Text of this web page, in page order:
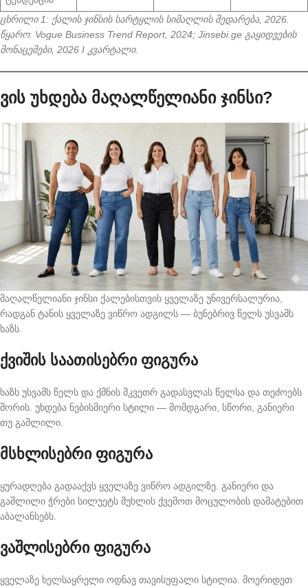
ცხრილი 1: ქალის ჯინსის სარტყლის სიმაღლის შედარება, 2026.
წყარო: Vogue Business Trend Report, 2024; Jinsebi.ge გაყიდვების
მონაცემები, 2026 I კვარტალი.
ვის უხდება მაღალწელიანი ჯინსი?
მაღალწელიანი ჯინსი ქალებისთვის ყველაზე უნივერსალურია,
რადგან ტანის ყველაზე ვიწრო ადგილს — ბუნებრივ წელს უსვამს
ხაზს.
ქვიშის საათისებრი ფიგურა
ხაზს უსვამს წელს და ქმნის მკვეთრ გადასვლას წელსა და თეძოებს
შორის. უხდება ნებისმიერი სტილი — მომდგარი, სწორი, განიერი
თუ გაშლილი.
მსხლისებრი ფიგურა
ყურადღება გადააქვს ყველაზე ვიწრო ადგილზე. განიერი და
გაშლილი ჭრები სილუეტს მუხლის ქვემოთ მოცულობის დამატებით
აბალანსებს.
ვაშლისებრი ფიგურა
ყველაზე ხელსაყრელი ოდნავ თავისუფალი სტილია. მოერიდეთ